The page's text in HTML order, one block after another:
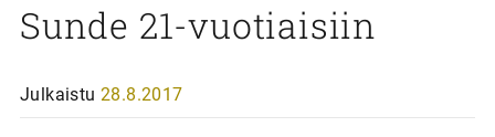
Sunde 21-vuotiaisiin
Julkaistu 28.8.2017